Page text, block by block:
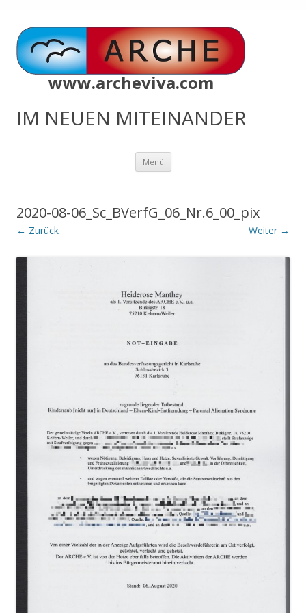
www.archeviva.com
IM NEUEN MITEINANDER
Menü Zum
springen
2020-08-06_Sc_BVerfG_06_Nr.6_00_pix
← Zurück Weiter →